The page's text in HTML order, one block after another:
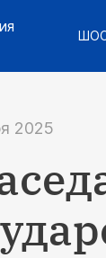
2025